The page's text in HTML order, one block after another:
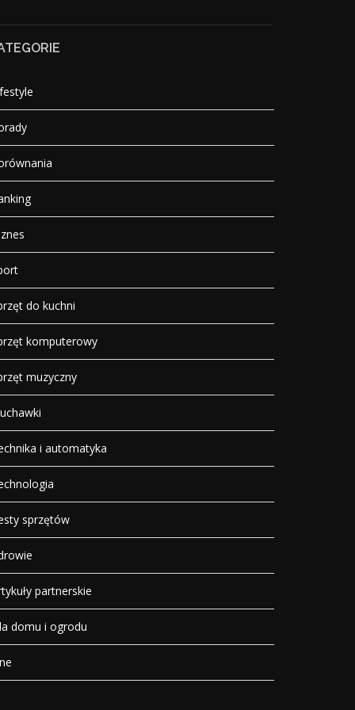
do kuchni
komputerowy
muzyczny
i automatyka
sprzętów
partnerskie
domu i ogrodu